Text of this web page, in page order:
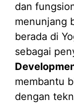
dan
menunjang
berada di
sebagai
membantu
dengan